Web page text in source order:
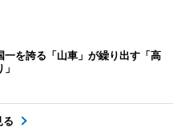
一を誇る「山車」が繰り出す「高
る